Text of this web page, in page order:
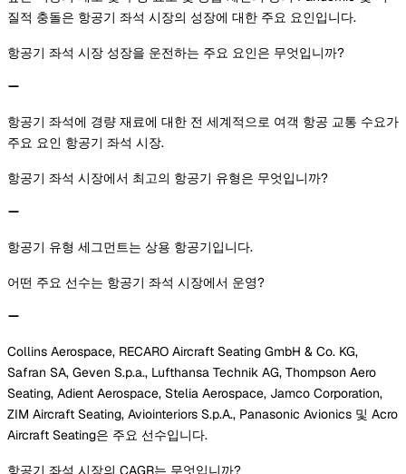
질적 충돌은 항공기 좌석 시장의 성장에 대한 주요 요인입니다.
항공기 좌석 시장 성장을 운전하는 주요 요인은 무엇입니까?
항공기 좌석에 경량 재료에 대한 전 세계적으로 여객 항공 교통 수요가
주요 요인 항공기 좌석 시장.
항공기 좌석 시장에서 최고의 항공기 유형은 무엇입니까?
항공기 유형 세그먼트는 상용 항공기입니다.
어떤 주요 선수는 항공기 좌석 시장에서 운영?
Collins Aerospace, RECARO Aircraft Seating GmbH & Co. KG,
Safran SA, Geven S.p.a., Lufthansa Technik AG, Thompson Aero
Seating, Adient Aerospace, Stelia Aerospace, Jamco Corporation,
ZIM Aircraft Seating, Aviointeriors S.p.A., Panasonic Avionics 및 Acro
Aircraft Seating은 주요 선수입니다.
항공기 좌석 시장의 CAGR는 무엇입니까?